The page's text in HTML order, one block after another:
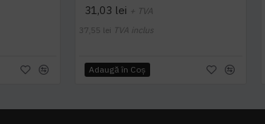
31,03 lei + TVA
37,55 lei TVA inclus
Adaugă în Coş